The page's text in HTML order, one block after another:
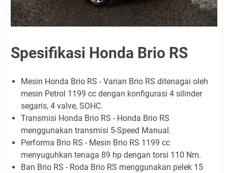
Spesifikasi Honda Brio RS
Mesin Honda Brio RS - Varian Brio RS ditenagai oleh
mesin Petrol 1199 cc dengan konfigurasi 4 silinder
segaris, 4 valve, SOHC.
Transmisi Honda Brio RS - Honda Brio RS
menggunakan transmisi 5-Speed Manual.
Performa Brio RS - Mesin Brio RS 1199 cc
menyuguhkan tenaga 89 hp dengan torsi 110 Nm.
Ban Brio RS - Roda Brio RS menggunakan pelek 15